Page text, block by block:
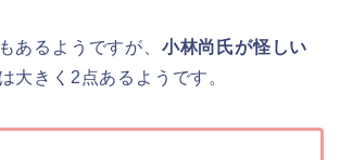
あるようですが、 小林尚氏が怪しい
は大きく2点あるようです。